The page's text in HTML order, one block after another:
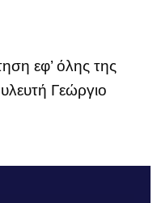
εφ’ όλης της
Γεώργιο